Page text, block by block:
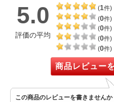
5.0
評価の平均
(1件)
(0件)
(0件)
(0件)
(0件)
商品レビュー
この商品のレビューを書きませんか